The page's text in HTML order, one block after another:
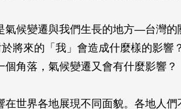
氣候變遷與我們生長的地方—台灣的
將來的「我」會造成什麼樣的影響
角落，氣候變遷又會有什麼影響？
在世界各地展現不同面貌。各地人